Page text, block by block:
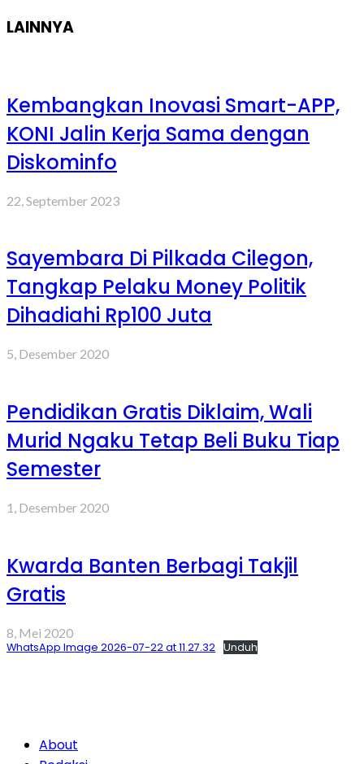
LAINNYA
Kembangkan Inovasi Smart-APP,
KONI Jalin Kerja Sama dengan
Diskominfo
22, September 2023
Sayembara Di Pilkada Cilegon,
Tangkap Pelaku Money Politik
Dihadiahi Rp100 Juta
5, Desember 2020
Pendidikan Gratis Diklaim, Wali
Murid Ngaku Tetap Beli Buku Tiap
Semester
1, Desember 2020
Kwarda Banten Berbagi Takjil
Gratis
8, Mei 2020
WhatsApp Image 2026-07-22 at 11.27.32 Unduh
About